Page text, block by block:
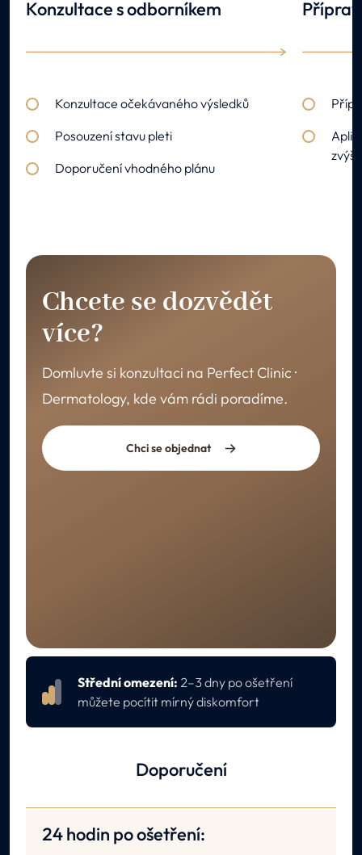
Konzultace s odborníkem
Konzultace očekávaného výsledků
Posouzení stavu pleti
Doporučení vhodného plánu
Chcete se dozvědět
více?
Domluvte si konzultaci na Perfect Clinic ·
Dermatology, kde vám rádi poradíme.
Chci se objednat
Střední omezení: 2–3 dny po ošetření
můžete pocítit mírný diskomfort
Doporučení
24 hodin po ošetření: